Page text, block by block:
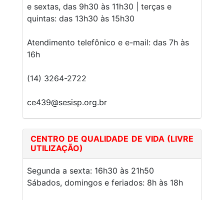
e sextas, das 9h30 às 11h30 | terças e
quintas: das 13h30 às 15h30
Atendimento telefônico e e-mail: das 7h às
16h
(14) 3264-2722
ce439@sesisp.org.br
CENTRO DE QUALIDADE DE VIDA (LIVRE
UTILIZAÇÃO)
Segunda a sexta: 16h30 às 21h50
Sábados, domingos e feriados: 8h às 18h